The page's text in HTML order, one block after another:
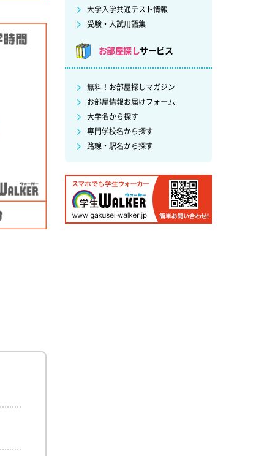
大学入学共通テスト情報
受験・入試用語集
お部屋探しサービス
無料！お部屋探しマガジン
お部屋情報お届けフォーム
大学名から探す
専門学校名から探す
路線・駅名から探す